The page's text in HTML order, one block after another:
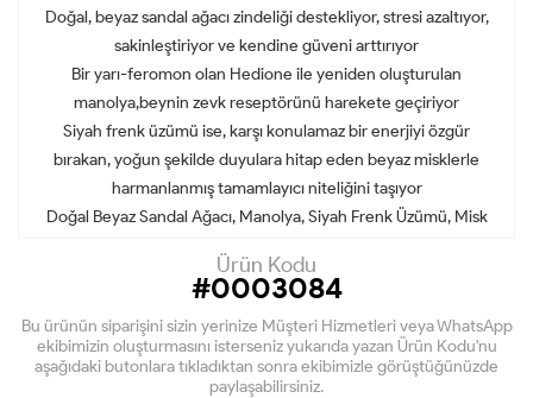
Doğal, beyaz sandal ağacı zindeliği destekliyor, stresi azaltıyor,
sakinleştiriyor ve kendine güveni arttırıyor
Bir yarı-feromon olan Hedione ile yeniden oluşturulan
manolya,beynin zevk reseptörünü harekete geçiriyor
Siyah frenk üzümü ise, karşı konulamaz bir enerjiyi özgür
bırakan, yoğun şekilde duyulara hitap eden beyaz misklerle
harmanlanmış tamamlayıcı niteliğini taşıyor
Doğal Beyaz Sandal Ağacı, Manolya, Siyah Frenk Üzümü, Misk
Ürün Kodu
#0003084
Bu ürünün siparişini sizin yerinize Müşteri Hizmetleri veya WhatsApp
ekibimizin oluşturmasını isterseniz yukarıda yazan Ürün Kodu'nu
aşağıdaki butonlara tıkladıktan sonra ekibimizle görüştüğünüzde
paylaşabilirsiniz.